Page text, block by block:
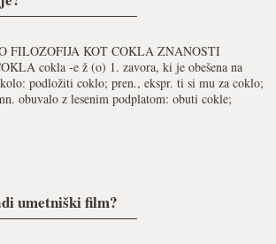
FILOZOFIJA KOT COKLA ZNANOSTI
cokla -e ž (o) 1. zavora, ki je obešena na
podložiti coklo; pren., ekspr. ti si mu za coklo;
obuvalo z lesenim podplatom: obuti cokle;
umetniški film?